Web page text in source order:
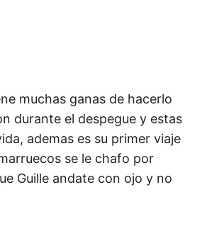
muchas ganas de hacerlo
durante el despegue y estas
ademas es su primer viaje
se le chafo por
Guille andate con ojo y no